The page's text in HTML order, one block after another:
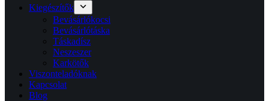
Kiegészítők
Bevásárlókocsi
Bevásárlótáska
Táskadísz
Neszeszer
Karkötők
Viszonteladóknak
Kapcsolat
Blog